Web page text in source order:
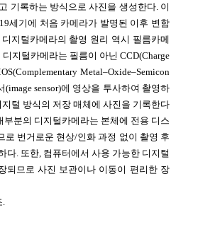
기록하는 방식으로 사진을 생성한다. 이
세기에 처음 카메라가 발명된 이후 변함
지털카메라의 촬영 원리 역시 필름카메
지털카메라는 필름이 아닌 CCD(Charge
Metal–Oxide–Semicon
(image sensor)에 영상을 투사하여 촬영하
털 방식의 저장 매체에 사진을 기록한다
부분의 디지털카메라는 본체에 전용 디스
로 번거로운 현상/인화 과정 없이 촬영 후
다. 또한, 컴퓨터에서 사용 가능한 디지털
되므로 사진 보관이나 이동이 편리한 장